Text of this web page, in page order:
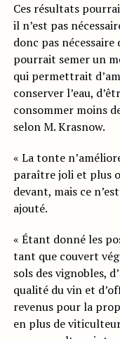
Ces résultats
il n’est pas
donc pas
pourrait semer un
qui permettrait
conserver l’eau,
consommer moins
selon M. Krasnow.
« La tonte
paraître joli et plus
devant, mais ce
ajouté.
« Étant donné les
tant que couvert
sols des vignobles,
qualité du vin et
revenus pour la
en plus de